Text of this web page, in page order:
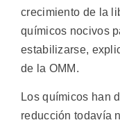
crecimiento de la
químicos nocivos
estabilizarse,
de la OMM.
Los químicos han
reducción todavía